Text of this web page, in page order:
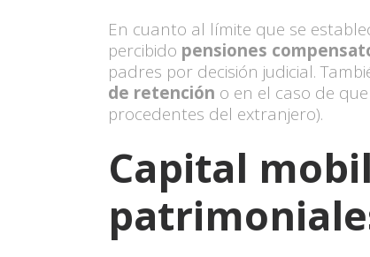
En cuanto al límite que se
percibido pensiones
padres por decisión judicial.
de retención o en el caso de
procedentes del extranjero).
Capital